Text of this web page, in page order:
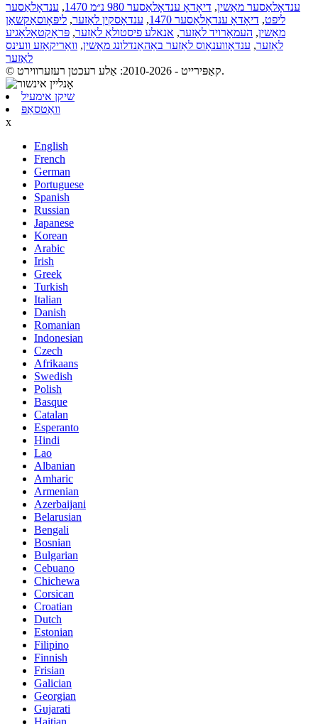
ענדאָלאַסער מאַשין, דיאָדאָ ענדאָלאַסער 980 נ״מ 1470 , ענדאָלאַסער
ליפט, דיאָדאָ ענדאָלאַסער 1470 , ענדאָסקין לאַזער, ליפּאָוסאַקשאַן
מאַשין, העמאָרויד לאַזער, אנאלע פיסטולאַ לאַזער, פּראָקטאָלאָגיע
לאַזער, ענדאָווענאָוס לאַזער באַהאַנדלונג מאַשין, וואַריקאָזע וועינס
לאַזער
© קאַפּירייט - 2010-2026: אַלע רעכטן רעזערווירט.
שיקן אימעיל
וואַטסאַפּ
x
English
French
German
Portuguese
Spanish
Russian
Japanese
Korean
Arabic
Irish
Greek
Turkish
Italian
Danish
Romanian
Indonesian
Czech
Afrikaans
Swedish
Polish
Basque
Catalan
Esperanto
Hindi
Lao
Albanian
Amharic
Armenian
Azerbaijani
Belarusian
Bengali
Bosnian
Bulgarian
Cebuano
Chichewa
Corsican
Croatian
Dutch
Estonian
Filipino
Finnish
Frisian
Galician
Georgian
Gujarati